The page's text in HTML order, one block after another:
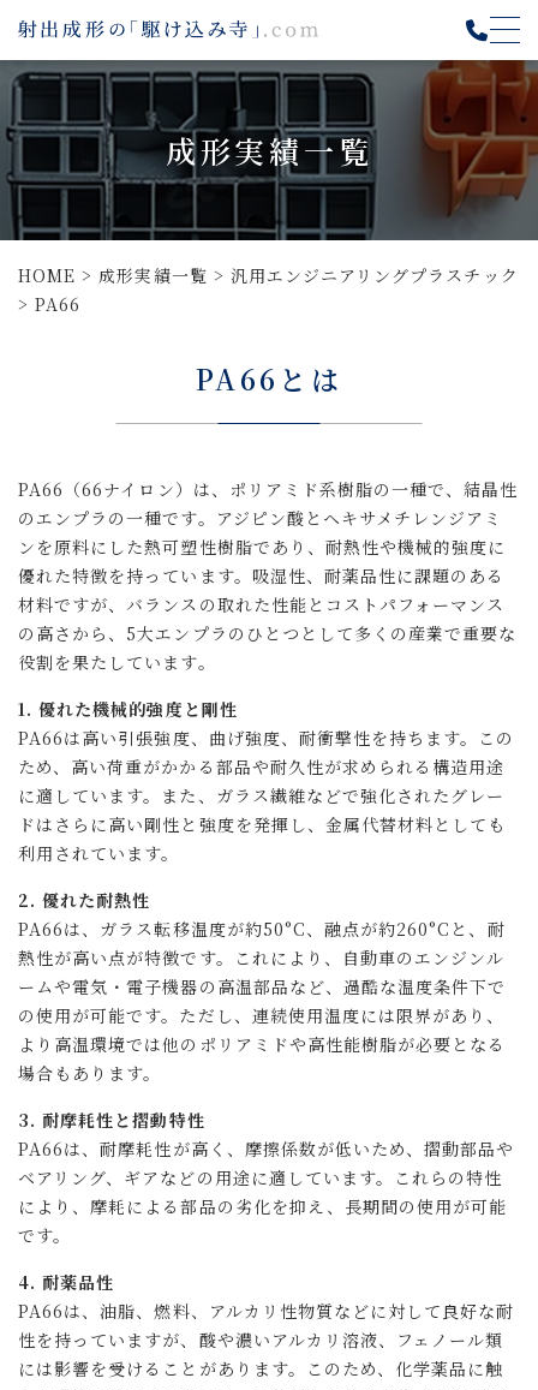
成形実績一覧
HOME > 成形実績一覧 > 汎用エンジニアリングプラスチック
>PA66
PA66とは
PA66（66ナイロン）は、ポリアミド系樹脂の一種で、結晶性
のエンプラの一種です。アジピン酸とヘキサメチレンジアミ
ンを原料にした熱可塑性樹脂であり、耐熱性や機械的強度に
優れた特徴を持っています。吸湿性、耐薬品性に課題のある
材料ですが、バランスの取れた性能とコストパフォーマンス
の高さから、5大エンプラのひとつとして多くの産業で重要な
役割を果たしています。
1. 優れた機械的強度と剛性
PA66は高い引張強度、曲げ強度、耐衝撃性を持ちます。この
ため、高い荷重がかかる部品や耐久性が求められる構造用途
に適しています。また、ガラス繊維などで強化されたグレー
ドはさらに高い剛性と強度を発揮し、金属代替材料としても
利用されています。
2. 優れた耐熱性
PA66は、ガラス転移温度が約50°C、融点が約260°Cと、耐
熱性が高い点が特徴です。これにより、自動車のエンジンル
ームや電気・電子機器の高温部品など、過酷な温度条件下で
の使用が可能です。ただし、連続使用温度には限界があり、
より高温環境では他のポリアミドや高性能樹脂が必要となる
場合もあります。
3. 耐摩耗性と摺動特性
PA66は、耐摩耗性が高く、摩擦係数が低いため、摺動部品や
ベアリング、ギアなどの用途に適しています。これらの特性
により、摩耗による部品の劣化を抑え、長期間の使用が可能
です。
4. 耐薬品性
PA66は、油脂、燃料、アルカリ性物質などに対して良好な耐
性を持っていますが、酸や濃いアルカリ溶液、フェノール類
には影響を受けることがあります。このため、化学薬品に触